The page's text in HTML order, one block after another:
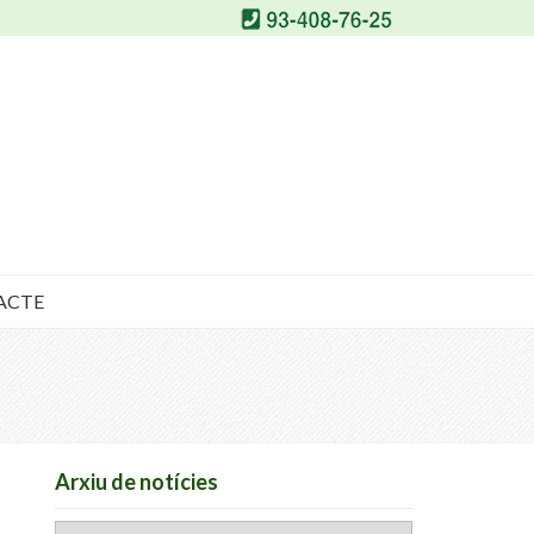
Arxiu de notícies